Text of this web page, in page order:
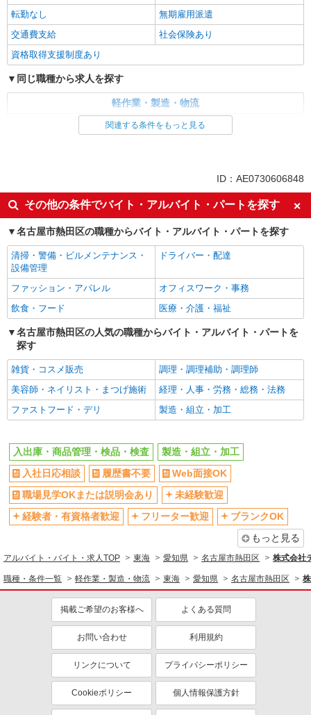
転勤なし
無期雇用派遣
交通費支給
社会保険あり
資格取得支援制度あり
同じ職種から求人を探す
軽作業・製造・物流
入出庫・商品管理・検品・検査
製造・組立・加工
交通費支給
社会保険あり
関連する条件をもっと見る
ID：AE0730606848
その他の条件でバイト・アルバイト・パートを探す
名古屋市熱田区の職種からバイト・アルバイト・パートを探す
清掃・警備・ビルメンテナンス・
設備管理
ドライバー・配達
ファッション・アパレル
オフィスワーク・事務
飲食・フード
医療・介護・福祉
名古屋市熱田区の人気の職種からバイト・アルバイト・パートを
探す
雑貨・コスメ販売
調理・調理補助・調理師
美容師・ネイリスト・まつげ施術
経理・人事・労務・総務・法務
ファストフード・デリ
製造・組立・加工
入出庫・商品管理・検品・検査
製造・組立・加工
入社日応相談
履歴書不要
Web面接OK
職場見学OKまたは説明会あり
未経験歓迎
経験者・有資格者歓迎
フリーター歓迎
ブランクOK
もっと見る
アルバイト・バイト・求人TOP 東海 愛知県 名古屋市熱田区 株式会社
職種・条件一覧 軽作業・製造・物流 東海 愛知県 名古屋市熱田区
掲載ご希望のお客様へ よくある質問
お問い合わせ 利用規約
リンクについて プライバシーポリシー
Cookieポリシー 個人情報保護方針